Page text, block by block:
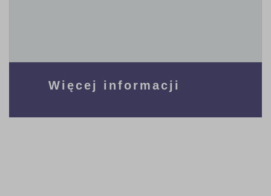
Więcej informacji